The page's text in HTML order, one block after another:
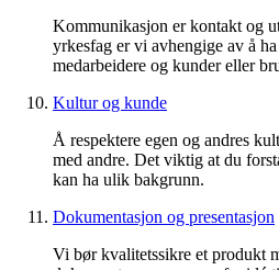
Kommunikasjon er kontakt og
yrkesfag er vi avhengige av å
medarbeidere og kunder eller
Kultur og kunde
Å respektere egen og andres
med andre. Det viktig at du
kan ha ulik bakgrunn.
Dokumentasjon og presentasjon
Vi bør kvalitetssikre et produkt